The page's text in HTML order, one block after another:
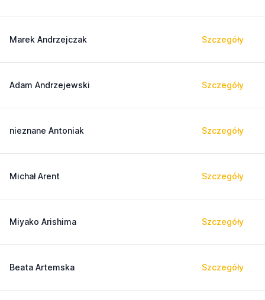
Marek Andrzejczak Szczegóły
Adam Andrzejewski Szczegóły
nieznane Antoniak Szczegóły
Michał Arent Szczegóły
Miyako Arishima Szczegóły
Beata Artemska Szczegóły